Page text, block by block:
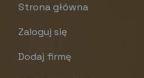
Strona główna
Zaloguj się
Dodaj firmę